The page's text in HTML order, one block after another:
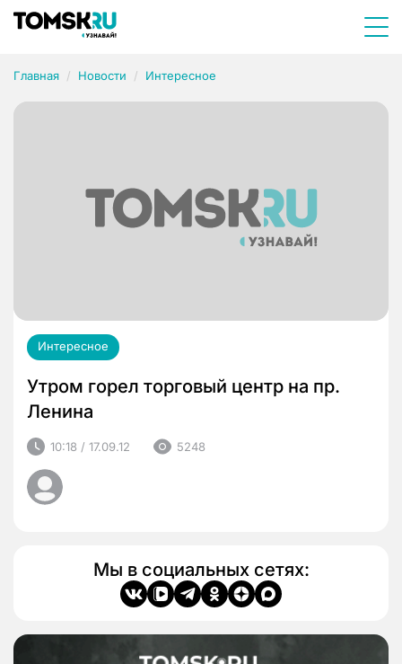
Главная Новости Интересное
Интересное
Утром горел торговый центр на пр.
Ленина
10:18 / 17.09.12 5248
Мы в социальных сетях: